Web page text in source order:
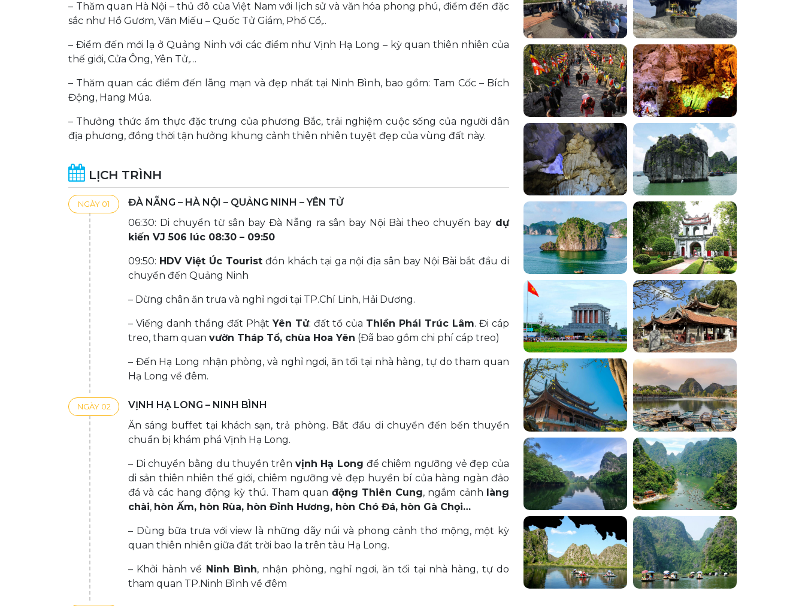
– Thăm quan Hà Nội – thủ đô của Việt Nam với lịch sử và văn hóa phong phú, điểm đến đặc
sắc như Hồ Gươm, Văn Miếu – Quốc Tử Giám, Phố Cổ,..
– Điểm đến mới lạ ở Quảng Ninh với các điểm như Vịnh Hạ Long – kỳ quan thiên nhiên của
thế giới, Cửa Ông, Yên Tử,…
– Thăm quan các điểm đến lãng mạn và đẹp nhất tại Ninh Bình, bao gồm: Tam Cốc – Bích
Động, Hang Múa.
– Thưởng thức ẩm thực đặc trưng của phương Bắc, trải nghiệm cuộc sống của người dân
địa phương, đồng thời tận hưởng khung cảnh thiên nhiên tuyệt đẹp của vùng đất này.
LỊCH TRÌNH
NGÀY 01
ĐÀ NẴNG – HÀ NỘI – QUẢNG NINH – YÊN TỬ
06:30: Di chuyển từ sân bay Đà Nẵng ra sân bay Nội Bài theo chuyến baydự
kiến VJ 506 lúc 08:30 – 09:50
09:50: HDV Việt Úc Touristđón khách tại ga nội địa sân bay Nội Bài bắt đầu di
chuyển đến Quảng Ninh
– Dừng chân ăn trưa và nghỉ ngơi tại TP.Chí Linh, Hải Dương.
– Viếng danh thắng đất Phật Yên Tử: đất tổ của Thiền Phái Trúc Lâm. Đi cáp
treo, tham quan vườn Tháp Tổ, chùa Hoa Yên (Đã bao gồm chi phí cáp treo)
– Đến Hạ Long nhận phòng, và nghỉ ngơi, ăn tối tại nhà hàng, tự do tham quan
Hạ Long về đêm.
NGÀY 02
VỊNH HẠ LONG – NINH BÌNH
Ăn sáng buffet tại khách sạn, trả phòng. Bắt đầu di chuyển đến bến thuyền
chuẩn bị khám phá Vịnh Hạ Long.
– Di chuyển bằng du thuyền trên vịnh Hạ Long để chiêm ngưỡng vẻ đẹp của
di sản thiên nhiên thế giới, chiêm ngưỡng vẻ đẹp huyền bí của hàng ngàn đảo
đá và các hang động kỳ thú. Tham quan động Thiên Cung, ngắm cảnh
làng
chài, hòn Ấm, hòn Rùa, hòn Đỉnh Hương, hòn Chó Đá, hòn Gà Chọi…
– Dùng bữa trưa với view là những dãy núi và phong cảnh thơ mộng, một kỳ
quan thiên nhiên giữa đất trời bao la trên tàu Hạ Long.
– Khởi hành về Ninh Bình, nhận phòng, nghỉ ngơi, ăn tối tại nhà hàng, tự do
tham quan TP.Ninh Bình về đêm